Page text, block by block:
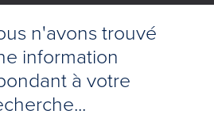
n'avons trouvé
information
à votre